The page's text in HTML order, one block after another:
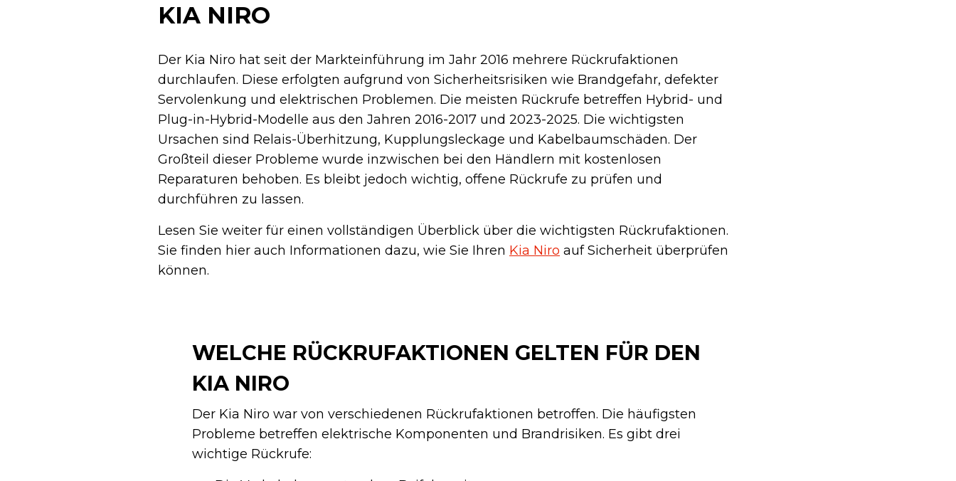
KIA NIRO
Der Kia Niro hat seit der Markteinführung im Jahr 2016 mehrere Rückrufaktionen
durchlaufen. Diese erfolgten aufgrund von Sicherheitsrisiken wie Brandgefahr, defekter
Servolenkung und elektrischen Problemen. Die meisten Rückrufe betreffen Hybrid- und
Plug-in-Hybrid-Modelle aus den Jahren 2016-2017 und 2023-2025. Die wichtigsten
Ursachen sind Relais-Überhitzung, Kupplungsleckage und Kabelbaumschäden. Der
Großteil dieser Probleme wurde inzwischen bei den Händlern mit kostenlosen
Reparaturen behoben. Es bleibt jedoch wichtig, offene Rückrufe zu prüfen und
durchführen zu lassen.
Lesen Sie weiter für einen vollständigen Überblick über die wichtigsten Rückrufaktionen.
Sie finden hier auch Informationen dazu, wie Sie Ihren Kia Niro auf Sicherheit überprüfen
können.
WELCHE RÜCKRUFAKTIONEN GELTEN FÜR DEN
KIA NIRO
Der Kia Niro war von verschiedenen Rückrufaktionen betroffen. Die häufigsten
Probleme betreffen elektrische Komponenten und Brandrisiken. Es gibt drei
wichtige Rückrufe: